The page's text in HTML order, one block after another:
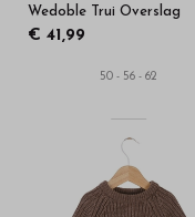
Wedoble Trui Overslag
€ 41,99
50 - 56 - 62